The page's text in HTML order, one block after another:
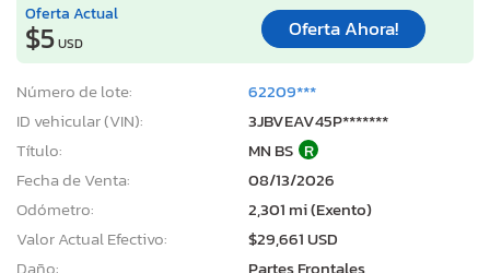
Oferta Actual
$5USD
Oferta Ahora!
Número de lote:
62209***
ID vehicular (VIN):
3JBVEAV45P*******
Título:
MN BS R
Fecha de Venta:
08/13/2026
Odómetro:
2,301 mi (Exento)
Valor Actual Efectivo:
$29,661 USD
Daño:
Partes Frontales